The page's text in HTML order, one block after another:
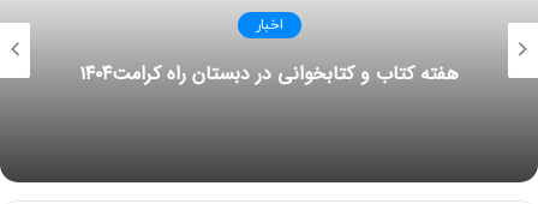
امنیت نماید. روابط محبت آمیز همراه با احترام و
پذیرش می تواند شادی را دو چندان کند .
اجازه دهید او درونش را بشناسد و پرورش دهد .
اخبار
هفته کتاب و کتابخوانی در دبستان راه کرامت۱۴۰۴